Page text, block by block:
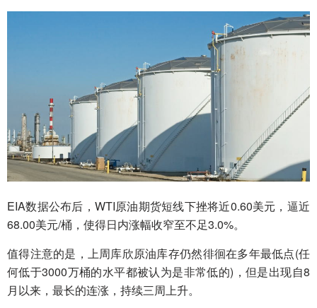
EIA数据公布后，WTI原油期货短线下挫将近0.60美元，逼近
68.00美元/桶，使得日内涨幅收窄至不足3.0%。
值得注意的是，上周库欣原油库存仍然徘徊在多年最低点(任
何低于3000万桶的水平都被认为是非常低的)，但是出现自8
月以来，最长的连涨，持续三周上升。